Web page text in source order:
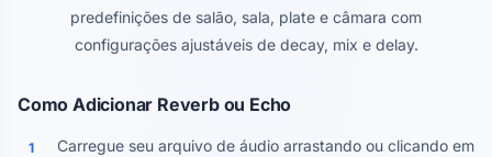
predefinições de salão, sala, plate e câmara com
configurações ajustáveis de decay, mix e delay.
Como Adicionar Reverb ou Echo
1
Carregue seu arquivo de áudio arrastando ou clicando em